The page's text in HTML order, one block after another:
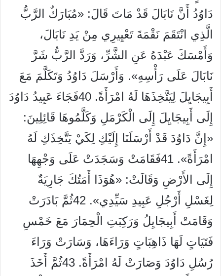
دَاوُدُ أَنَّ نَابَالَ قَدْ مَاتَ قَالَ: «مُبَارَكٌ الرَّبُّ
الَّذِي انْتَقَمَ نَقْمَةَ تَعْيِيرِي مِنْ يَدِ نَابَالَ،
وَأَمْسَكَ عَبْدَهُ عَنِ الشَّرِّ، وَرَدَّ الرَّبُّ شَرَّ
نَابَالَ عَلَى رَأْسِهِ». وَأَرْسَلَ دَاوُدُ وَتَكَلَّمَ مَعَ
أَبِيجَايِلَ لِيَتَّخِذَهَا لَهُ امْرَأَةً. 40فَجَاءَ عَبِيدُ دَاوُدَ
إِلَى أَبِيجَايِلَ إِلَى الْكَرْمَلِ وَكَلَّمُوهَا قَائِلِينَ:
«إِنَّ دَاوُدَ قَدْ أَرْسَلَنَا إِلَيْكِ لِكَيْ يَتَّخِذَكِ لَهُ
امْرَأَةً». 41فَقَامَتْ وَسَجَدَتْ عَلَى وَجْهِهَا
إِلَى الأَرْضِ وَقَالَتْ: «هُوَذَا أَمَتُكَ جَارِيَةٌ
لِغَسْلِ أَرْجُلِ عَبِيدِ سَيِّدِي». 42ثُمَّ بَادَرَتْ
وَقَامَتْ أَبِيجَايِلُ وَرَكِبَتِ الْحِمَارَ مَعَ خَمْسِ
فَتَيَاتٍ لَهَا ذَاهِبَاتٍ وَرَاءَهَا، وَسَارَتْ وَرَاءَ
رُسُلِ دَاوُدَ وَصَارَتْ لَهُ امْرَأَةً. 43ثُمَّ أَخَذَ